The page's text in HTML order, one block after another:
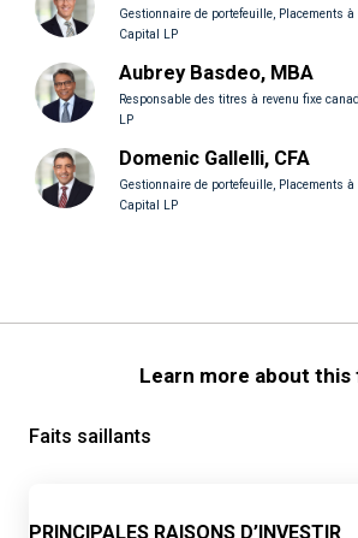
Gestionnaire de portefeuille, Placements
Capital LP
Aubrey Basdeo, MBA
Responsable des titres à revenu fixe
LP
Domenic Gallelli, CFA
Gestionnaire de portefeuille, Placements
Capital LP
Learn more about this
Faits saillants
PRINCIPALES RAISONS D’INVESTIR